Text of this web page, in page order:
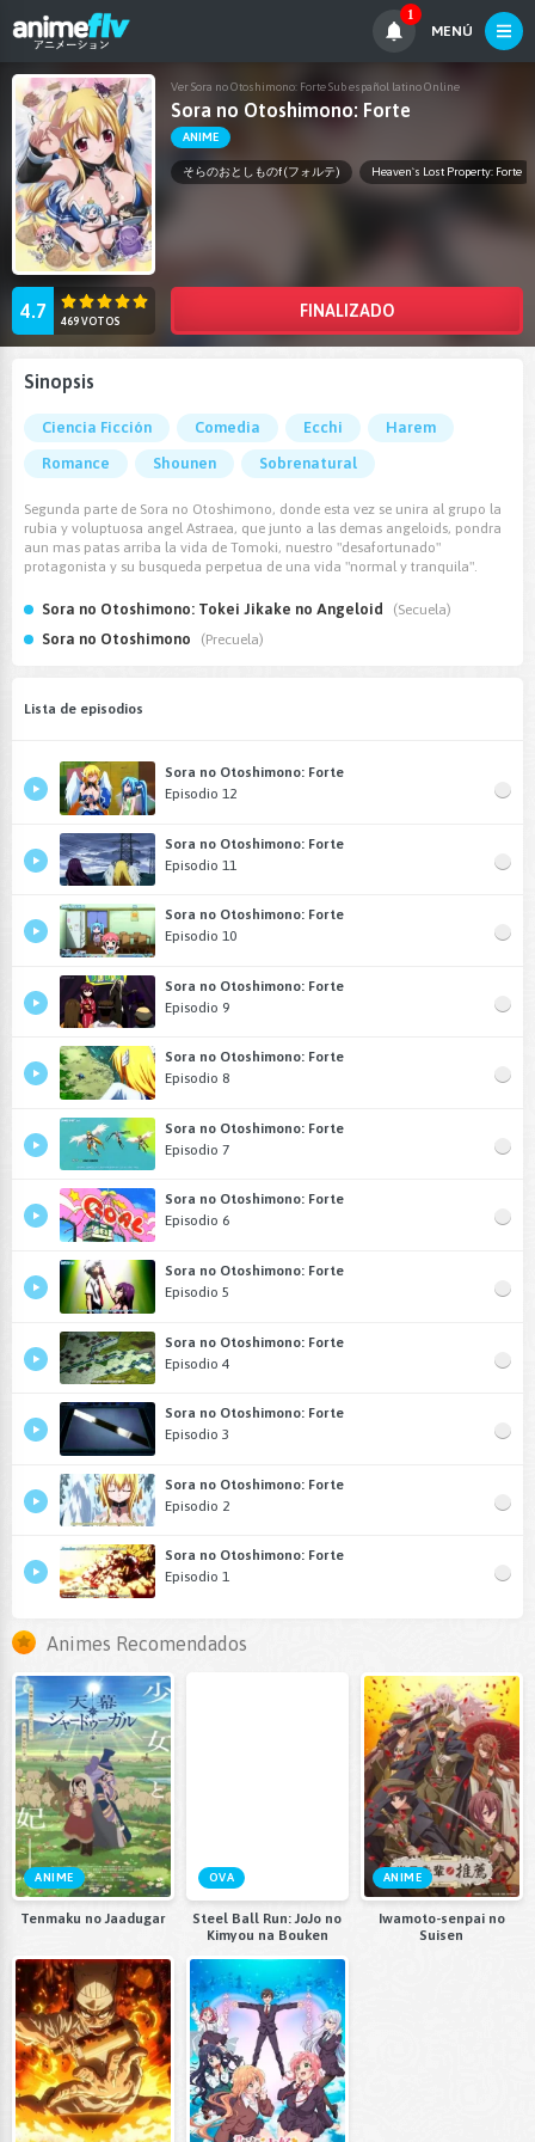
1
MENÚ
Ver Sora no Otoshimono: Forte Sub español latino Online
Sora no Otoshimono: Forte
ANIME
そらのおとしものf (フォルテ) Heaven`s Lost Property: Forte
4.7 469 VOTOS
FINALIZADO
Sinopsis
Ciencia Ficción Comedia Ecchi
Harem
Romance
Shounen Sobrenatural
Segunda parte de Sora no Otoshimono, donde esta vez se unira al grupo la
rubia y voluptuosa angel Astraea, que junto a las demas angeloids, pondra
aun mas patas arriba la vida de Tomoki, nuestro "desafortunado"
protagonista y su busqueda perpetua de una vida "normal y tranquila".
Sora no Otoshimono: Tokei Jikake no Angeloid (Secuela)
Sora no Otoshimono (Precuela)
Lista de episodios
Sora no Otoshimono: Forte
Episodio 12
Sora no Otoshimono: Forte
Episodio 11
Sora no Otoshimono: Forte
Episodio 10
Sora no Otoshimono: Forte
Episodio 9
Sora no Otoshimono: Forte
Episodio 8
Sora no Otoshimono: Forte
Episodio 7
Sora no Otoshimono: Forte
Episodio 6
Sora no Otoshimono: Forte
Episodio 5
Sora no Otoshimono: Forte
Episodio 4
Sora no Otoshimono: Forte
Episodio 3
Sora no Otoshimono: Forte
Episodio 2
Sora no Otoshimono: Forte
Episodio 1
Animes Recomendados
ANIME
Tenmaku no Jaadugar
OVA
Steel Ball Run: JoJo no
Kimyou na Bouken
ANIME
Iwamoto-senpai no
Suisen